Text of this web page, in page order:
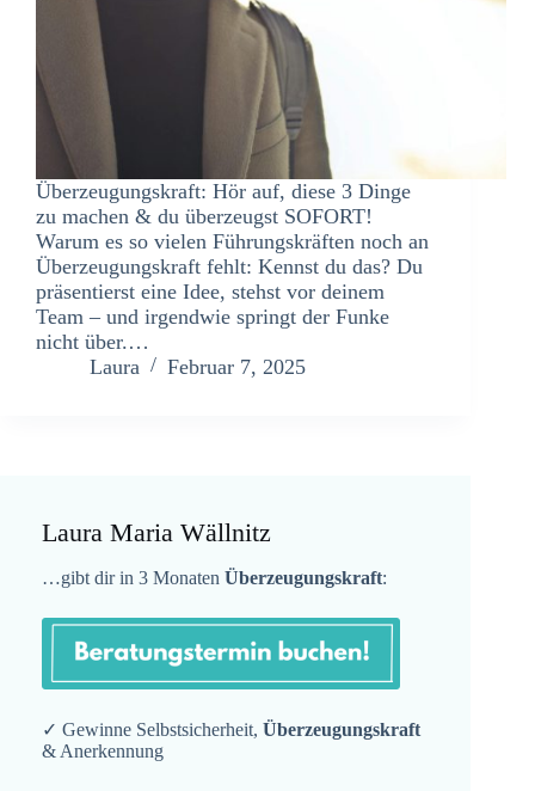
Überzeugungskraft: Hör auf, diese 3 Dinge
zu machen & du überzeugst SOFORT!
Warum es so vielen Führungskräften noch an
Überzeugungskraft fehlt: Kennst du das? Du
präsentierst eine Idee, stehst vor deinem
Team – und irgendwie springt der Funke
nicht über.…
Laura
Februar 7, 2025
Laura Maria Wällnitz
…gibt dir in 3 Monaten Überzeugungskraft:
✓ Gewinne Selbstsicherheit, Überzeugungskraft
& Anerkennung